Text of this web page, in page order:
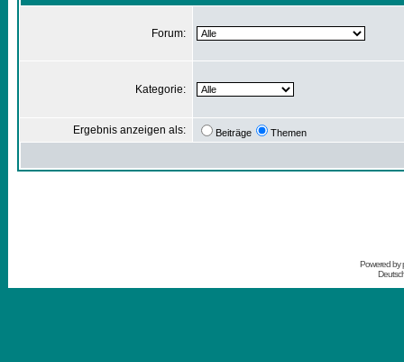
Forum:
Kategorie:
Ergebnis anzeigen als: Beiträge Themen
Powered by